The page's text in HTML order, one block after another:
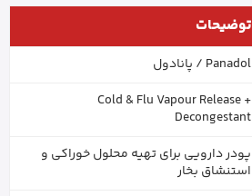
توضیحات
Panadol / پانادول
Cold & Flu Vapour Release +
Decongestant
پودر دارویی برای تهیه محلول خوراکی و
استنشاق بخار